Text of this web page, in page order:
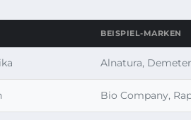
BEISPIEL-MARKEN
Alnatura, Demeter
Bio Company,